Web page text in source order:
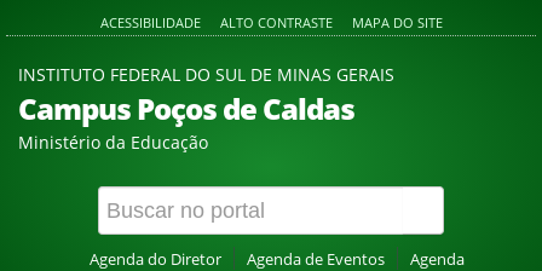
ACESSIBILIDADE ALTO CONTRASTE MAPA DO SITE
INSTITUTO FEDERAL DO SUL DE MINAS GERAIS
Campus Poços de Caldas
Ministério da Educação
Agenda do Diretor Agenda de Eventos
Agenda